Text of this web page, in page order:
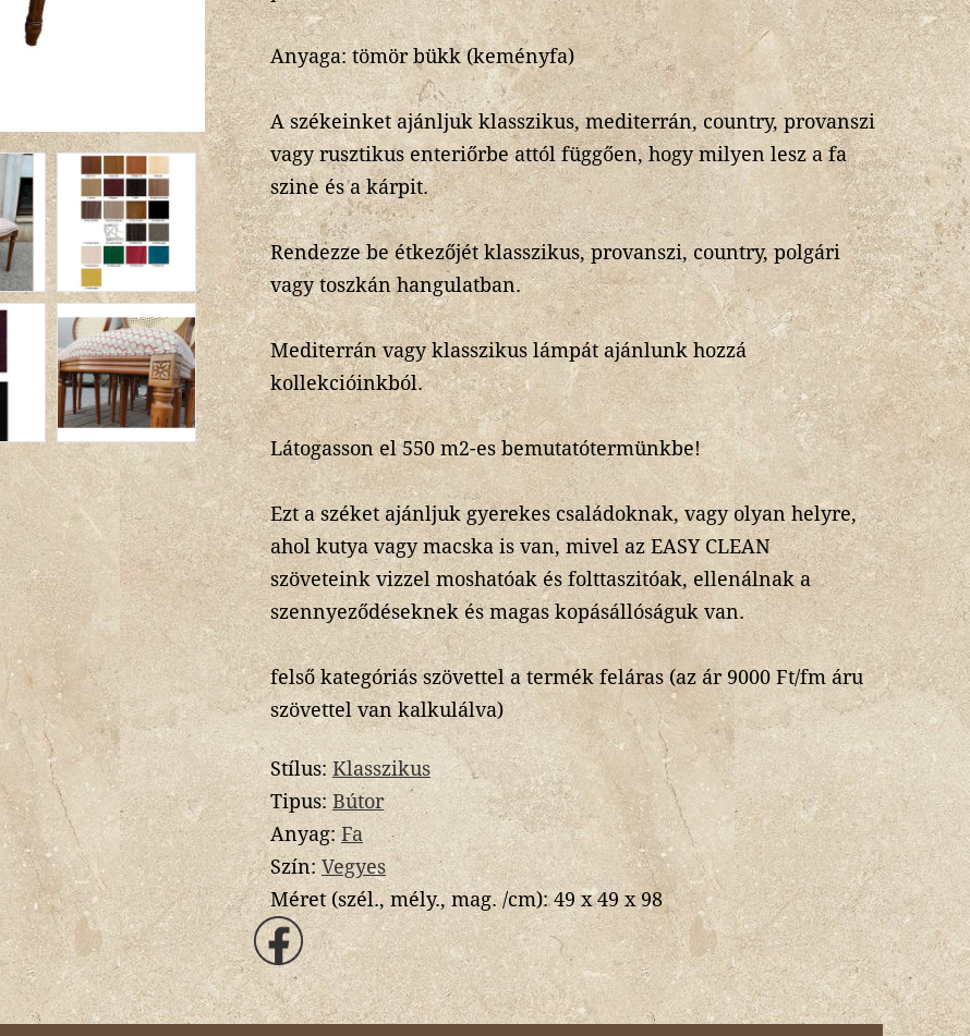
Anyaga: tömör bükk (keményfa)
A székeinket ajánljuk klasszikus, mediterrán, country, provanszi
vagy rusztikus enteriőrbe attól függően, hogy milyen lesz a fa
szine és a kárpit.
Rendezze be étkezőjét klasszikus, provanszi, country, polgári
vagy toszkán hangulatban.
Mediterrán vagy klasszikus lámpát ajánlunk hozzá
kollekcióinkból.
Látogasson el 550 m2-es bemutatótermünkbe!
Ezt a széket ajánljuk gyerekes családoknak, vagy olyan helyre,
ahol kutya vagy macska is van, mivel az EASY CLEAN
szöveteink vizzel moshatóak és folttaszitóak, ellenálnak a
szennyeződéseknek és magas kopásállóságuk van.
felső kategóriás szövettel a termék feláras (az ár 9000 Ft/fm áru
szövettel van kalkulálva)
Stílus:Klasszikus
Tipus:Bútor
Anyag:Fa
Szín: Vegyes
Méret (szél., mély., mag. /cm):49 x 49 x 98